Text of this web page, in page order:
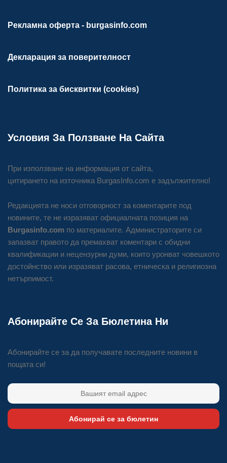
Рекламна оферта - burgasinfo.com
Декларация за поверителност
Политика за бисквитки (cookies)
Условия За Ползване На Сайта
При използване на информация от сайта,
цитирането на източника BurgasInfo.com е задължително!
Редакцията не носи отговорност за коментарите под
новините, те не изразяват официалната позиция на
Burgasinfo.com по материалите. Администраторите си
запазват правото да премахват коментари с обидни
квалификации и нецензурни думи, които уронват човешкото
достойнство или изразяват расова, етническа и религиозна
нетърпимост.
Абонирайте Се За Бюлетина Ни
Абонирайте се за да получавате последните новини в
пощата си!
Абонирай се за бюлетин